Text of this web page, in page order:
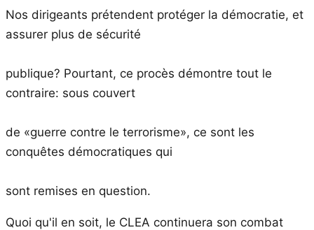
Nos dirigeants prétendent protéger la démocratie, et
assurer plus de sécurité
publique? Pourtant, ce procès démontre tout le
contraire: sous couvert
de «guerre contre le terrorisme», ce sont les
conquêtes démocratiques qui
sont remises en question.
Quoi qu'il en soit, le CLEA continuera son combat